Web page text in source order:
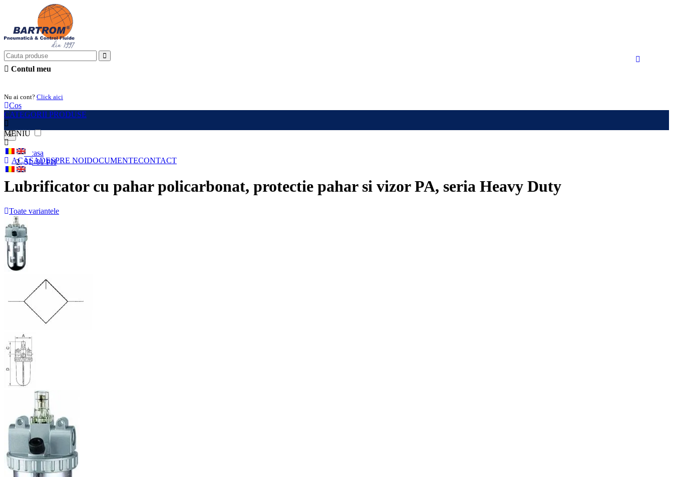
Contul meu
Nu ai cont? Click aici
Cos
CATEGORII PRODUSE
MENIU
ACASADESPRE NOIDOCUMENTECONTACT
×
Acasa
SL-01 PH
Lubrificator cu pahar policarbonat, protectie pahar si vizor PA, seria Heavy Duty
Toate variantele